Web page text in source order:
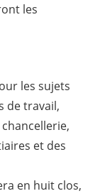
les
les sujets
de travail,
et des
en huit clos,